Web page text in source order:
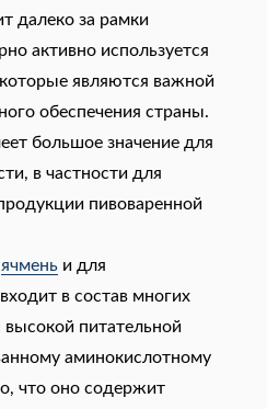
далеко за рамки
активно используется
являются важной
обеспечения страны.
большое значение для
в частности для
пивоваренной
ячмень и для
в состав многих
питательной
аминокислотному
что оно содержит